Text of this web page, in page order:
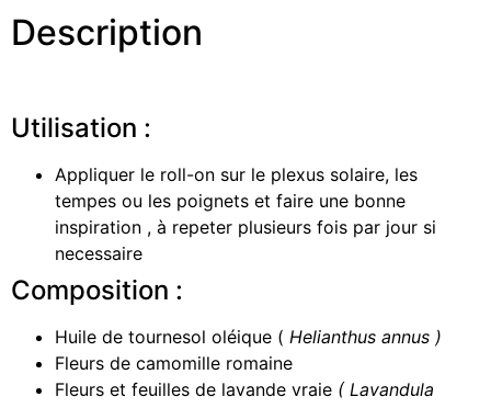
Description
Utilisation :
Appliquer le roll-on sur le plexus solaire, les
tempes ou les poignets et faire une bonne
inspiration , à repeter plusieurs fois par jour si
necessaire
Composition :
Huile de tournesol oléique ( Helianthus annus )
Fleurs de camomille romaine
Fleurs et feuilles de lavande vraie ( Lavandula